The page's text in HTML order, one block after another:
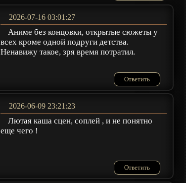
2026-07-16 03:01:27
Аниме без концовки, открытые сюжеты у
всех кроме одной подруги детства.
Ненавижу такое, зря время потратил.
Ответить
2026-06-09 23:21:23
Лютая каша сцен, соплей , и не понятно
еще чего !
Ответить